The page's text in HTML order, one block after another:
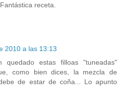
receta.
2010 a las 13:13
estas filloas "tuneadas"
como bien dices, la mezcla de
de estar de coña... Lo apunto